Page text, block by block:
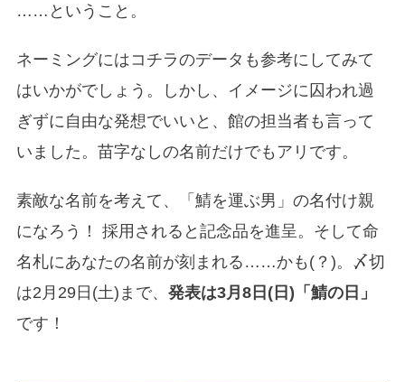
……ということ。
ネーミングにはコチラのデータも参考にしてみて
はいかがでしょう。しかし、イメージに囚われ過
ぎずに自由な発想でいいと、館の担当者も言って
いました。苗字なしの名前だけでもアリです。
素敵な名前を考えて、「鯖を運ぶ男」の名付け親
になろう！ 採用されると記念品を進呈。そして命
名札にあなたの名前が刻まれる……かも(？)。〆切
は2月29日(土)まで、 発表は3月8日(日)「鯖の日」
です！